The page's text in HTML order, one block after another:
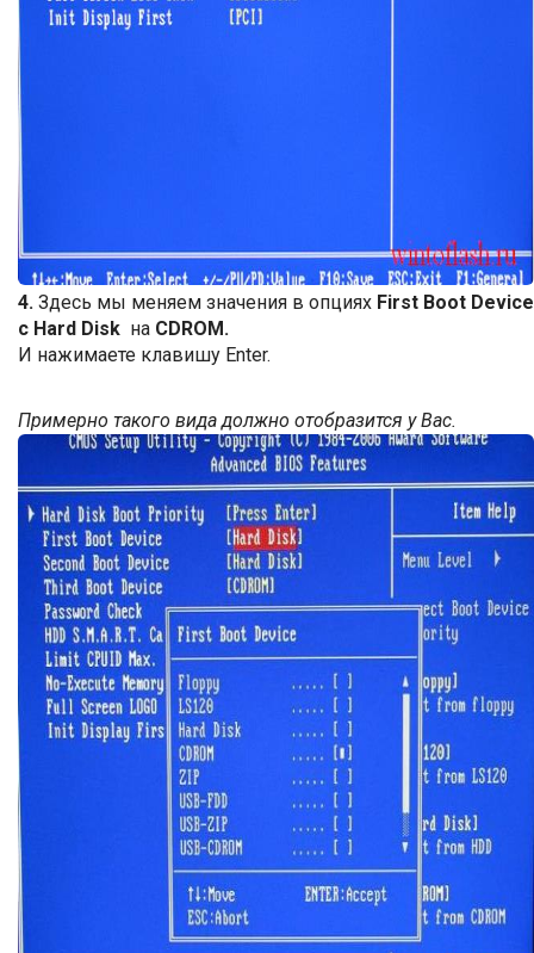
4. Здесь мы меняем значения в опциях First Boot Device
с Hard Disk на CDROM.
И нажимаете клавишу Enter.
Примерно такого вида должно отобразится у Вас.